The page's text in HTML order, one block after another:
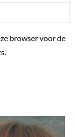
browser voor de